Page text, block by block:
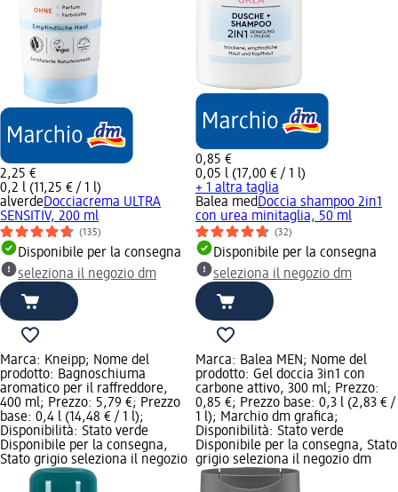
2,25 €
0,2 l (11,25 € / 1 l)
alverdeDocciacrema ULTRA
SENSITIV, 200 ml
(135)
Disponibile per la consegna
seleziona il negozio dm
0,85 €
0,05 l (17,00 € / 1 l)
+ 1 altra taglia
Balea medDoccia shampoo 2in1
con urea minitaglia, 50 ml
(32)
Disponibile per la consegna
seleziona il negozio dm
Marca: Kneipp; Nome del
prodotto: Bagnoschiuma
aromatico per il raffreddore,
400 ml; Prezzo: 5,79 €; Prezzo
base: 0,4 l (14,48 € / 1 l);
Disponibilità: Stato verde
Disponibile per la consegna,
Stato grigio seleziona il negozio
Marca: Balea MEN; Nome del
prodotto: Gel doccia 3in1 con
carbone attivo, 300 ml; Prezzo:
0,85 €; Prezzo base: 0,3 l (2,83 € /
1 l); Marchio dm grafica;
Disponibilità: Stato verde
Disponibile per la consegna, Stato
grigio seleziona il negozio dm